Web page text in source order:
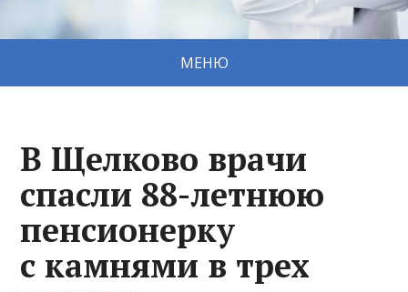
МЕНЮ
В Щелково врачи
спасли 88-летнюю
пенсионерку
с камнями в трех